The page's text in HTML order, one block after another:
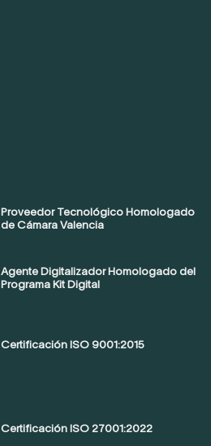
Proveedor Tecnológico Homologado
de Cámara Valencia
Agente Digitalizador Homologado del
Programa Kit Digital
Certificación ISO 9001:2015
Certificación ISO 27001:2022